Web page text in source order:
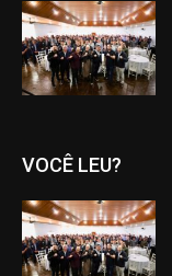
VOCÊ LEU?